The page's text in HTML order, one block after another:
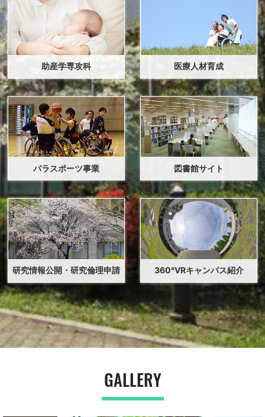
2026年6月23日 イベント
【モルック体験教室】2026年度開催予定日のお知らせ
～6月23日（火）より受付開始～
2026年6月16日 イベント
【ボッチャ体験教室・7月18日（土）開催】6月30日
（火）より受付開始！定員になり次第締め切ります。
2026年6月11日 受賞・成果 活動報告
教育XRプロジェクトで使用しているアプリケーションの
紹介ページを更新しました！
2026年6月2日
オープンキャンパス2026（健康福祉学部）の実施につい
て
2026年5月29日 入試情報
2027年度大学院人間健康科学研究科【博士後期】募集要
項の訂正について（お詫び）
438kB)
2026年5月28日
2026年度 長期履修制度適用申請について（10月入学在
学生：新規申請者向け）
2026年5月25日 入試情報
助産学専攻科 医療人材育成
パラスポーツ事業 図書館サイト
研究情報公開・研究倫理申請 360°VRキャンパス紹介
GALLERY